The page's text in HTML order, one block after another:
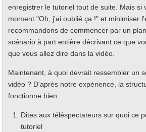
enregistrer le tutoriel tout de suite. Mais si
moment "Oh, j'ai oublié ça !" et minimiser
recommandons de commencer par un
scénario à part entière décrivant ce que
que vous allez dire dans la vidéo.
Maintenant, à quoi devrait ressembler un
vidéo ? D'après notre expérience, la
fonctionne bien :
Dites aux téléspectateurs sur quoi ce
tutoriel